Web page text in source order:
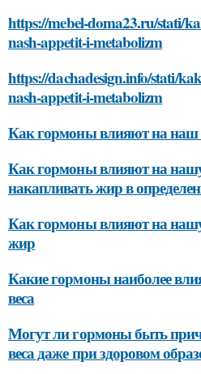
https://mebel-doma23.ru/stati/
nash-appetit-i-metabolizm
https://dachadesign.info/stati/
nash-appetit-i-metabolizm
Как гормоны влияют на наш
Как гормоны влияют на
накапливать жир в
Как гормоны влияют на нашу
жир
Какие гормоны наиболее
веса
Могут ли гормоны быть
веса даже при здоровом